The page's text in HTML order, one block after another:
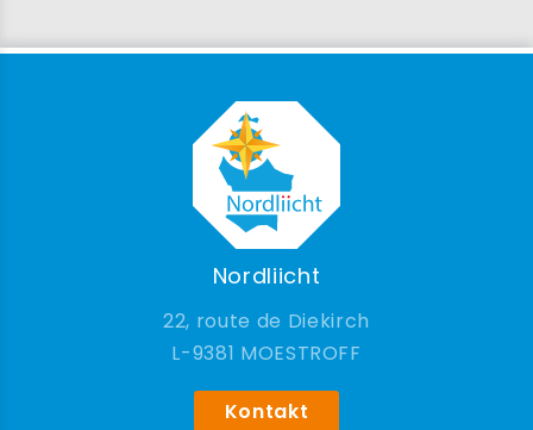
Nordliicht
22, route de Diekirch
9381 MOESTROFF
Kontakt